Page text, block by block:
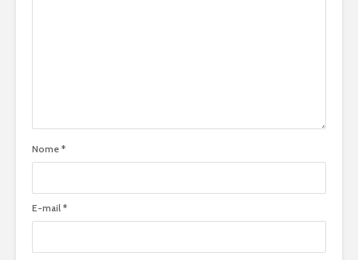
Nome *
E-mail *